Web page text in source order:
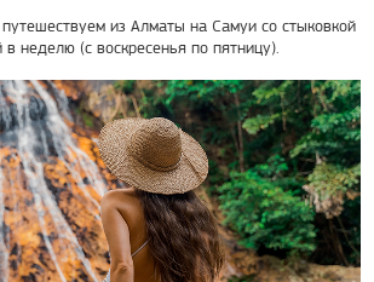
из Алматы на Самуи со стыковкой
неделю (с воскресенья по пятницу).